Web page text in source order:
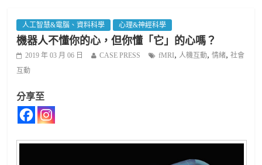
人工智慧&電腦、資料科學 心理&神經科學
機器人不懂你的心，但你懂「它」的心嗎？
2019 年 03 月 06 日 CASE PRESS fMRI, 人機互動,情緒,社會
互動
分享至